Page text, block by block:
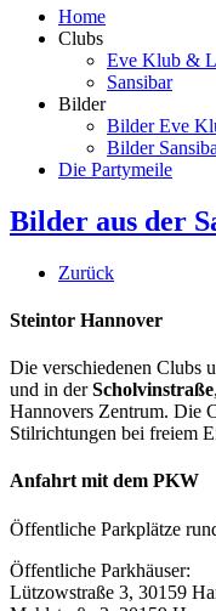
Home
Clubs
Eve Klub &
Sansibar
Bilder
Bilder Eve
Bilder
Die Partymeile
Bilder aus der
Zurück
Steintor Hannover
Die verschiedenen Clubs
und in derScholvinstraße,
Hannovers Zentrum. Die
Stilrichtungen bei freiem
Anfahrt mit dem PKW
Öffentliche Parkplätze
Öffentliche Parkhäuser:
Lützowstraße 3, 30159